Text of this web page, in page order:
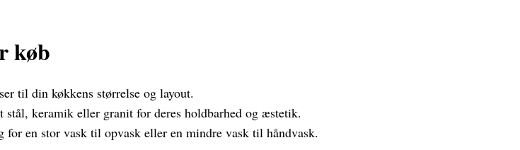
køb
til din køkkens størrelse og layout.
keramik eller granit for deres holdbarhed og æstetik.
en stor vask til opvask eller en mindre vask til håndvask.